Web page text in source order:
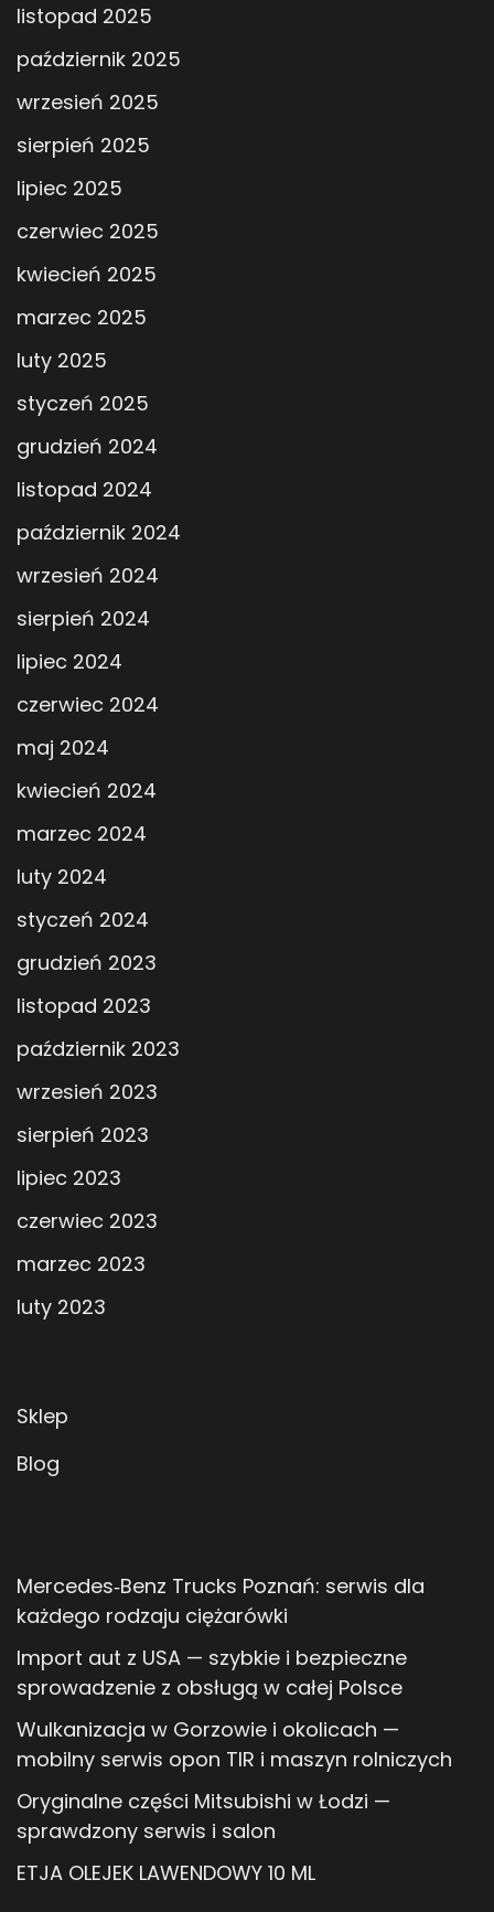
listopad 2025
październik 2025
wrzesień 2025
sierpień 2025
lipiec 2025
czerwiec 2025
kwiecień 2025
marzec 2025
luty 2025
styczeń 2025
grudzień 2024
listopad 2024
październik 2024
wrzesień 2024
sierpień 2024
lipiec 2024
czerwiec 2024
maj 2024
kwiecień 2024
marzec 2024
luty 2024
styczeń 2024
grudzień 2023
listopad 2023
październik 2023
wrzesień 2023
sierpień 2023
lipiec 2023
czerwiec 2023
marzec 2023
luty 2023
Sklep
Blog
Mercedes‑Benz Trucks Poznań: serwis dla
każdego rodzaju ciężarówki
Import aut z USA — szybkie i bezpieczne
sprowadzenie z obsługą w całej Polsce
Wulkanizacja w Gorzowie i okolicach —
mobilny serwis opon TIR i maszyn rolniczych
Oryginalne części Mitsubishi w Łodzi —
sprawdzony serwis i salon
ETJA OLEJEK LAWENDOWY 10 ML